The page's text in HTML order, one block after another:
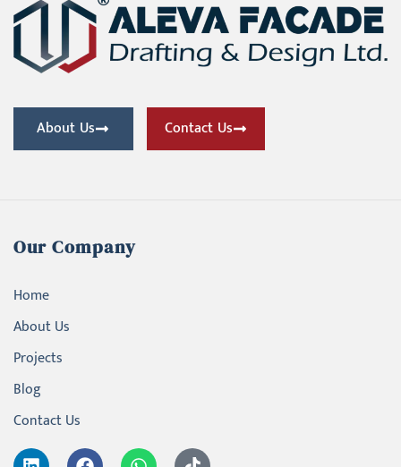
About Us Contact Us
Our Company
Home
About Us
Projects
Blog
Contact Us